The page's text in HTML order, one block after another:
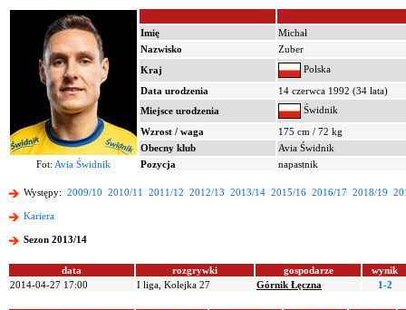
Imię
Michał
Nazwisko
Zuber
Kraj
Polska
Data urodzenia
14 czerwca 1992 (34 lata)
Miejsce urodzenia
Świdnik
Wzrost / waga
175 cm / 72 kg
Obecny klub
Avia Świdnik
Fot: Avia Świdnik Pozycja napastnik
Występy: 2009/10 2010/11 2011/12 2012/13 2013/14 2015/16 2016/17 2018/19
Kariera
Sezon 2013/14
data rozgrywki gospodarze
wynik
2014-04-27 17:00
I liga, Kolejka 27 Górnik Łęczna 1-2